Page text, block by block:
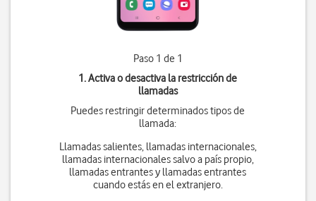
Paso 1 de 1
1. Activa o desactiva la restricción de
llamadas
Puedes restringir determinados tipos de
llamada:
Llamadas salientes, llamadas internacionales,
llamadas internacionales salvo a país propio,
llamadas entrantes y llamadas entrantes
cuando estás en el extranjero.